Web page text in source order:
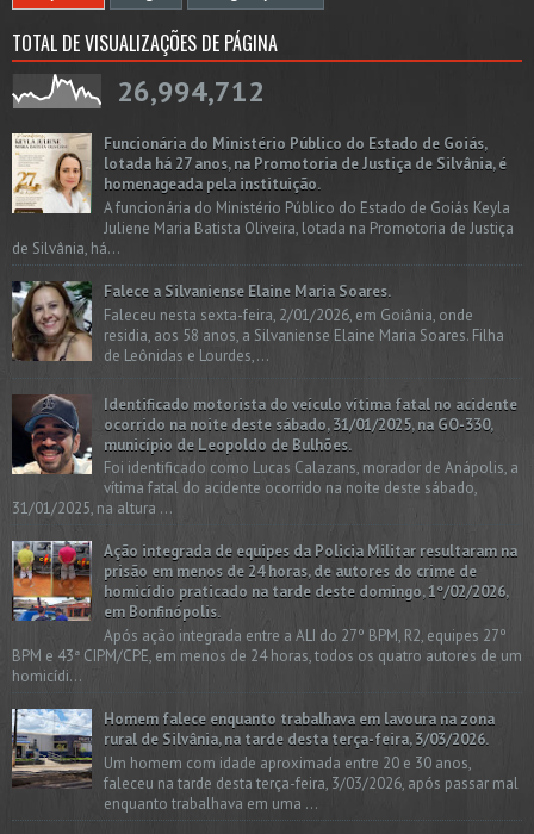
TOTAL DE VISUALIZAÇÕES DE PÁGINA
26,994,712
Funcionária do Ministério Público do Estado de Goiás,
lotada há 27 anos, na Promotoria de Justiça de Silvânia, é
homenageada pela instituição.
A funcionária do Ministério Público do Estado de Goiás Keyla
Juliene Maria Batista Oliveira, lotada na Promotoria de Justiça
de Silvânia, há...
Falece a Silvaniense Elaine Maria Soares.
Faleceu nesta sexta-feira, 2/01/2026, em Goiânia, onde
residia, aos 58 anos, a Silvaniense Elaine Maria Soares. Filha
de Leônidas e Lourdes,...
Identificado motorista do veículo vítima fatal no acidente
ocorrido na noite deste sábado, 31/01/2025, na GO-330,
município de Leopoldo de Bulhões.
Foi identificado como Lucas Calazans, morador de Anápolis, a
vítima fatal do acidente ocorrido na noite deste sábado,
31/01/2025, na altura ...
Ação integrada de equipes da Policia Militar resultaram na
prisão em menos de 24 horas, de autores do crime de
homicídio praticado na tarde deste domingo, 1º/02/2026,
em Bonfinópolis.
Após ação integrada entre a ALI do 27º BPM, R2, equipes 27º
BPM e 43ª CIPM/CPE, em menos de 24 horas, todos os quatro autores de um
homicídi...
Homem falece enquanto trabalhava em lavoura na zona
rural de Silvânia, na tarde desta terça-feira, 3/03/2026.
Um homem com idade aproximada entre 20 e 30 anos,
faleceu na tarde desta terça-feira, 3/03/2026, após passar mal
enquanto trabalhava em uma ...